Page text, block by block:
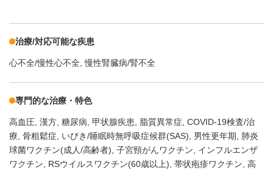
治療/対応可能な疾患
心不全/慢性心不全 慢性腎臓病/腎不全
専門的な治療・特色
高血圧 漢方 糖尿病 甲状腺疾患 脂質異常症 COVID-19検査/治
療 骨粗鬆症 いびき/睡眠時無呼吸症候群(SAS) 男性更年期
肺炎
球菌ワクチン(成人/高齢者) 子宮頸がんワクチン
インフルエンザ
ワクチン
RSウイルスワクチン(60歳以上) 帯状疱疹ワクチン 高